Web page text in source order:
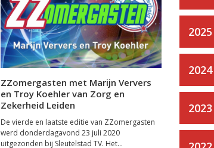
ZZomergasten met Marijn Ververs
en Troy Koehler van Zorg en
Zekerheid Leiden
De vierde en laatste editie van ZZomergasten
werd donderdagavond 23 juli 2020
uitgezonden bij Sleutelstad TV. Het...
2025
2024
2023